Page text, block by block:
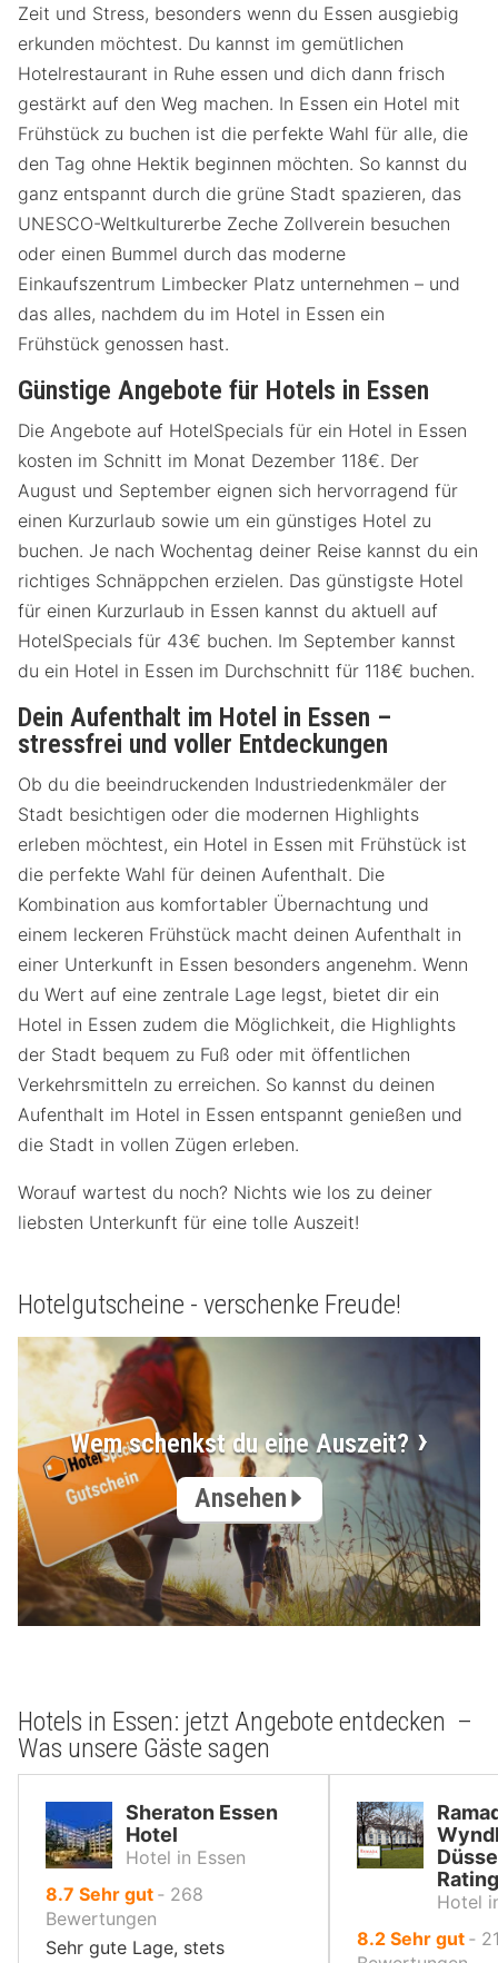
Zeit und Stress, besonders wenn du Essen ausgiebig
erkunden möchtest. Du kannst im gemütlichen
Hotelrestaurant in Ruhe essen und dich dann frisch
gestärkt auf den Weg machen. In Essen ein Hotel mit
Frühstück zu buchen ist die perfekte Wahl für alle, die
den Tag ohne Hektik beginnen möchten. So kannst du
ganz entspannt durch die grüne Stadt spazieren, das
UNESCO-Weltkulturerbe Zeche Zollverein besuchen
oder einen Bummel durch das moderne
Einkaufszentrum Limbecker Platz unternehmen – und
das alles, nachdem du im Hotel in Essen ein
Frühstück genossen hast.
Günstige Angebote für Hotels in Essen
Die Angebote auf HotelSpecials für ein Hotel in Essen
kosten im Schnitt im Monat Dezember 118€. Der
August und September eignen sich hervorragend für
einen Kurzurlaub sowie um ein günstiges Hotel zu
buchen. Je nach Wochentag deiner Reise kannst du ein
richtiges Schnäppchen erzielen. Das günstigste Hotel
für einen Kurzurlaub in Essen kannst du aktuell auf
HotelSpecials für 43€ buchen. Im September kannst
du ein Hotel in Essen im Durchschnitt für 118€ buchen.
Dein Aufenthalt im Hotel in Essen –
stressfrei und voller Entdeckungen
Ob du die beeindruckenden Industriedenkmäler der
Stadt besichtigen oder die modernen Highlights
erleben möchtest, ein Hotel in Essen mit Frühstück ist
die perfekte Wahl für deinen Aufenthalt. Die
Kombination aus komfortabler Übernachtung und
einem leckeren Frühstück macht deinen Aufenthalt in
einer Unterkunft in Essen besonders angenehm. Wenn
du Wert auf eine zentrale Lage legst, bietet dir ein
Hotel in Essen zudem die Möglichkeit, die Highlights
der Stadt bequem zu Fuß oder mit öffentlichen
Verkehrsmitteln zu erreichen. So kannst du deinen
Aufenthalt im Hotel in Essen entspannt genießen und
die Stadt in vollen Zügen erleben.
Worauf wartest du noch? Nichts wie los zu deiner
liebsten Unterkunft für eine tolle Auszeit!
Hotelgutscheine - verschenke Freude!
Wem schenkst du eine Auszeit?
Ansehen
Hotels in Essen: jetzt Angebote entdecken –
Was unsere Gäste sagen
Sheraton Essen
Hotel
Hotel in Essen
8.7 von
10,
Sehr gut ‐ 268
Bewertungen
Sehr gute Lage, stets
Hotel
8.2von
Sehr gut ‐